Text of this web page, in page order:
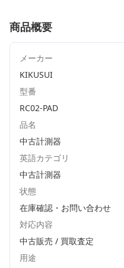
商品概要
メーカー
KIKUSUI
型番
RC02-PAD
品名
中古計測器
英語カテゴリ
中古計測器
状態
在庫確認・お問い合わせ
対応内容
中古販売 / 買取査定
用途